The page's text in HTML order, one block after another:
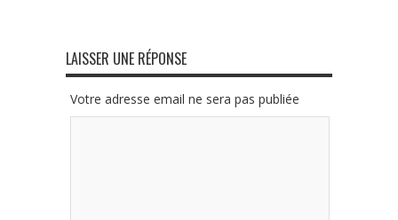
LAISSER UNE RÉPONSE
Votre adresse email ne sera pas publiée